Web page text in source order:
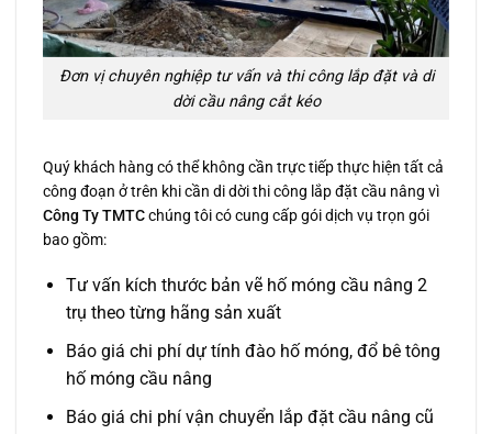
Đơn vị chuyên nghiệp tư vấn và thi công lắp đặt và di
dời cầu nâng cắt kéo
Quý khách hàng có thể không cần trực tiếp thực hiện tất cả
công đoạn ở trên khi cần di dời thi công lắp đặt cầu nâng vì
Công Ty TMTCchúng tôi có cung cấp gói dịch vụ trọn gói
bao gồm:
Tư vấn kích thước bản vẽ hố móng cầu nâng 2
trụ theo từng hãng sản xuất
Báo giá chi phí dự tính đào hố móng, đổ bê tông
hố móng cầu nâng
Báo giá chi phí vận chuyển lắp đặt cầu nâng cũ